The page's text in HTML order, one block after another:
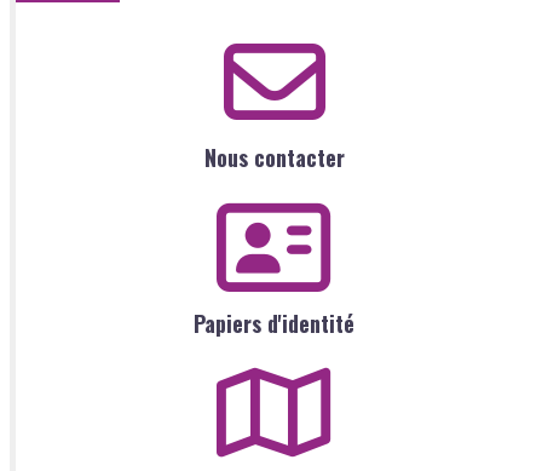
Nous contacter
Papiers d'identité